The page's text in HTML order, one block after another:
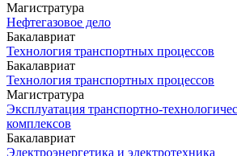
Магистратура
Нефтегазовое дело
Бакалавриат
Технология транспортных процессов
Бакалавриат
Технология транспортных процессов
Магистратура
Эксплуатация транспортно-
комплексов
Бакалавриат
Электроэнергетика и электротехника